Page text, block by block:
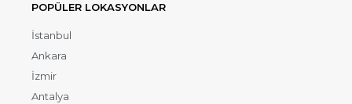
POPÜLER LOKASYONLAR
İstanbul
Ankara
İzmir
Antalya